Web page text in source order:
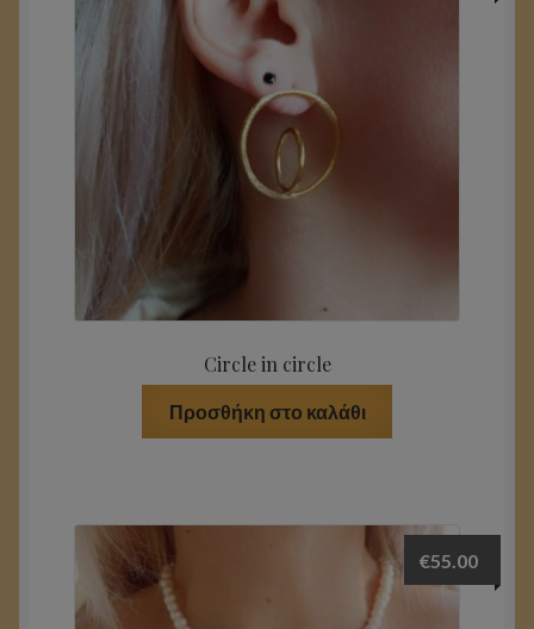
Circle in circle
Προσθήκη στο καλάθι
€55.00